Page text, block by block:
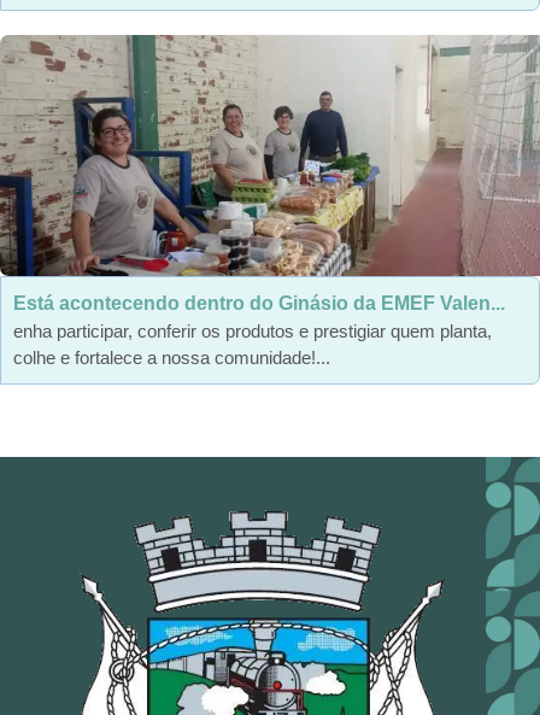
Está acontecendo dentro do Ginásio da EMEF Valen...
enha participar, conferir os produtos e prestigiar quem planta,
colhe e fortalece a nossa comunidade!...